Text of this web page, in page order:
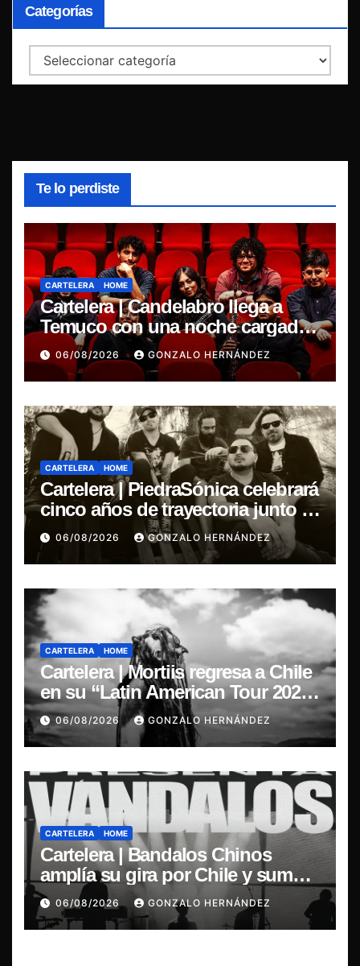
Categorías
Categorías
Te lo perdiste
CARTELERA HOME
Cartelera | Candelabro llega a
Temuco con una noche cargada
de indie
06/08/2026 GONZALO HERNÁNDEZ
CARTELERA HOME
Cartelera | PiedraSónica celebrará
cinco años de trayectoria junto a
The Ganjas en el Bar de René
06/08/2026 GONZALO HERNÁNDEZ
CARTELERA HOME
Cartelera | Mortiis regresa a Chile
en su “Latin American Tour 2026”
y exclusivo show en Sala RBX
06/08/2026 GONZALO HERNÁNDEZ
CARTELERA HOME
Cartelera | Bandalos Chinos
amplía su gira por Chile y suma
concierto en Concepción
06/08/2026 GONZALO HERNÁNDEZ